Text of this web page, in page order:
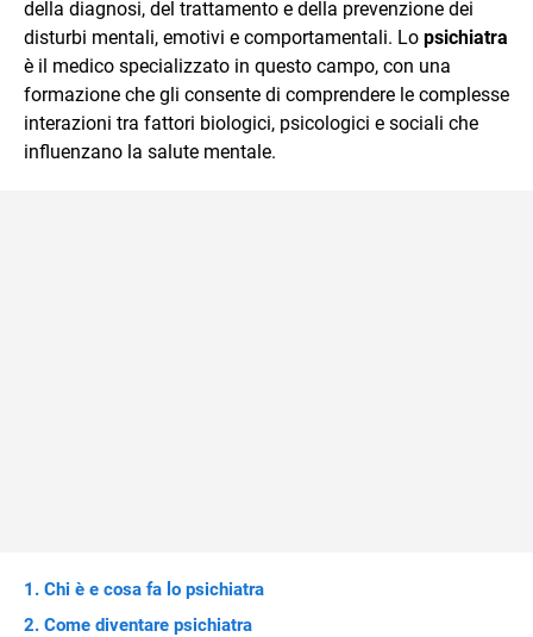
Ogni lezione è pensata e realizzata da docenti esperti
della propria materia che trattano tutti gli argomenti
affrontati dagli studenti durante il percorso scolastico,
anche quelli più ostici, con un linguaggio semplice e
immediato e l'ausilio di contenuti multimediali a supporto
della spiegazione testuale.
della diagnosi, del trattamento e della prevenzione dei
disturbi mentali, emotivi e comportamentali. Lo psichiatra
è il medico specializzato in questo campo, con una
formazione che gli consente di comprendere le complesse
interazioni tra fattori biologici, psicologici e sociali che
influenzano la salute mentale.
Chi è e cosa fa lo psichiatra
Come diventare psichiatra